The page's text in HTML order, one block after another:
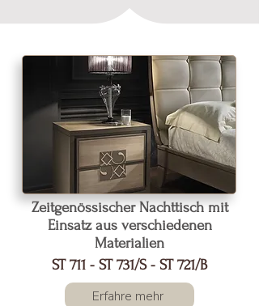
Zeitgenössischer Nachttisch mit
Einsatz aus verschiedenen
Materialien
ST 711 - ST 731/S - ST 721/B
Erfahre mehr